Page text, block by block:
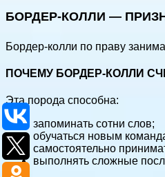
БОРДЕР-КОЛЛИ —
Бордер-колли по праву
ПОЧЕМУ БОРДЕР-КОЛЛИ
Эта порода способна:
запоминать сотни слов;
обучаться новым
самостоятельно
выполнять сложные